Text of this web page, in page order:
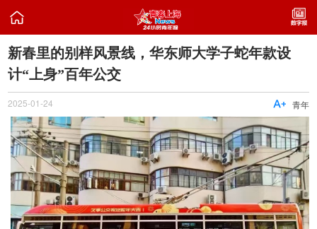

新春里的别样风景线，华东师大学子蛇年款设
计“上身”百年公交
2025-01-24 青年
